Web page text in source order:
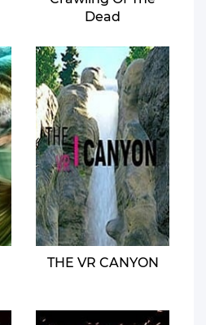
Dead
THE VR CANYON